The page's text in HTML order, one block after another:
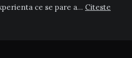
ce se pare a… Citeste